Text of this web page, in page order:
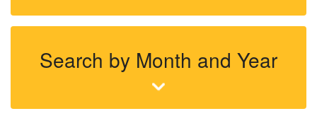
Search by Month and Year